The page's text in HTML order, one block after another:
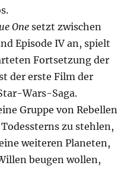
Onesetzt zwischen
Episode IV an, spielt
Fortsetzung der
der erste Film der
Wars-Saga.
Gruppe von Rebellen
zu stehlen,
weiteren Planeten,
beugen wollen,